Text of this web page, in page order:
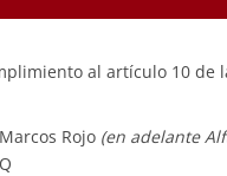
al artículo 10 de
Rojo (en adelante